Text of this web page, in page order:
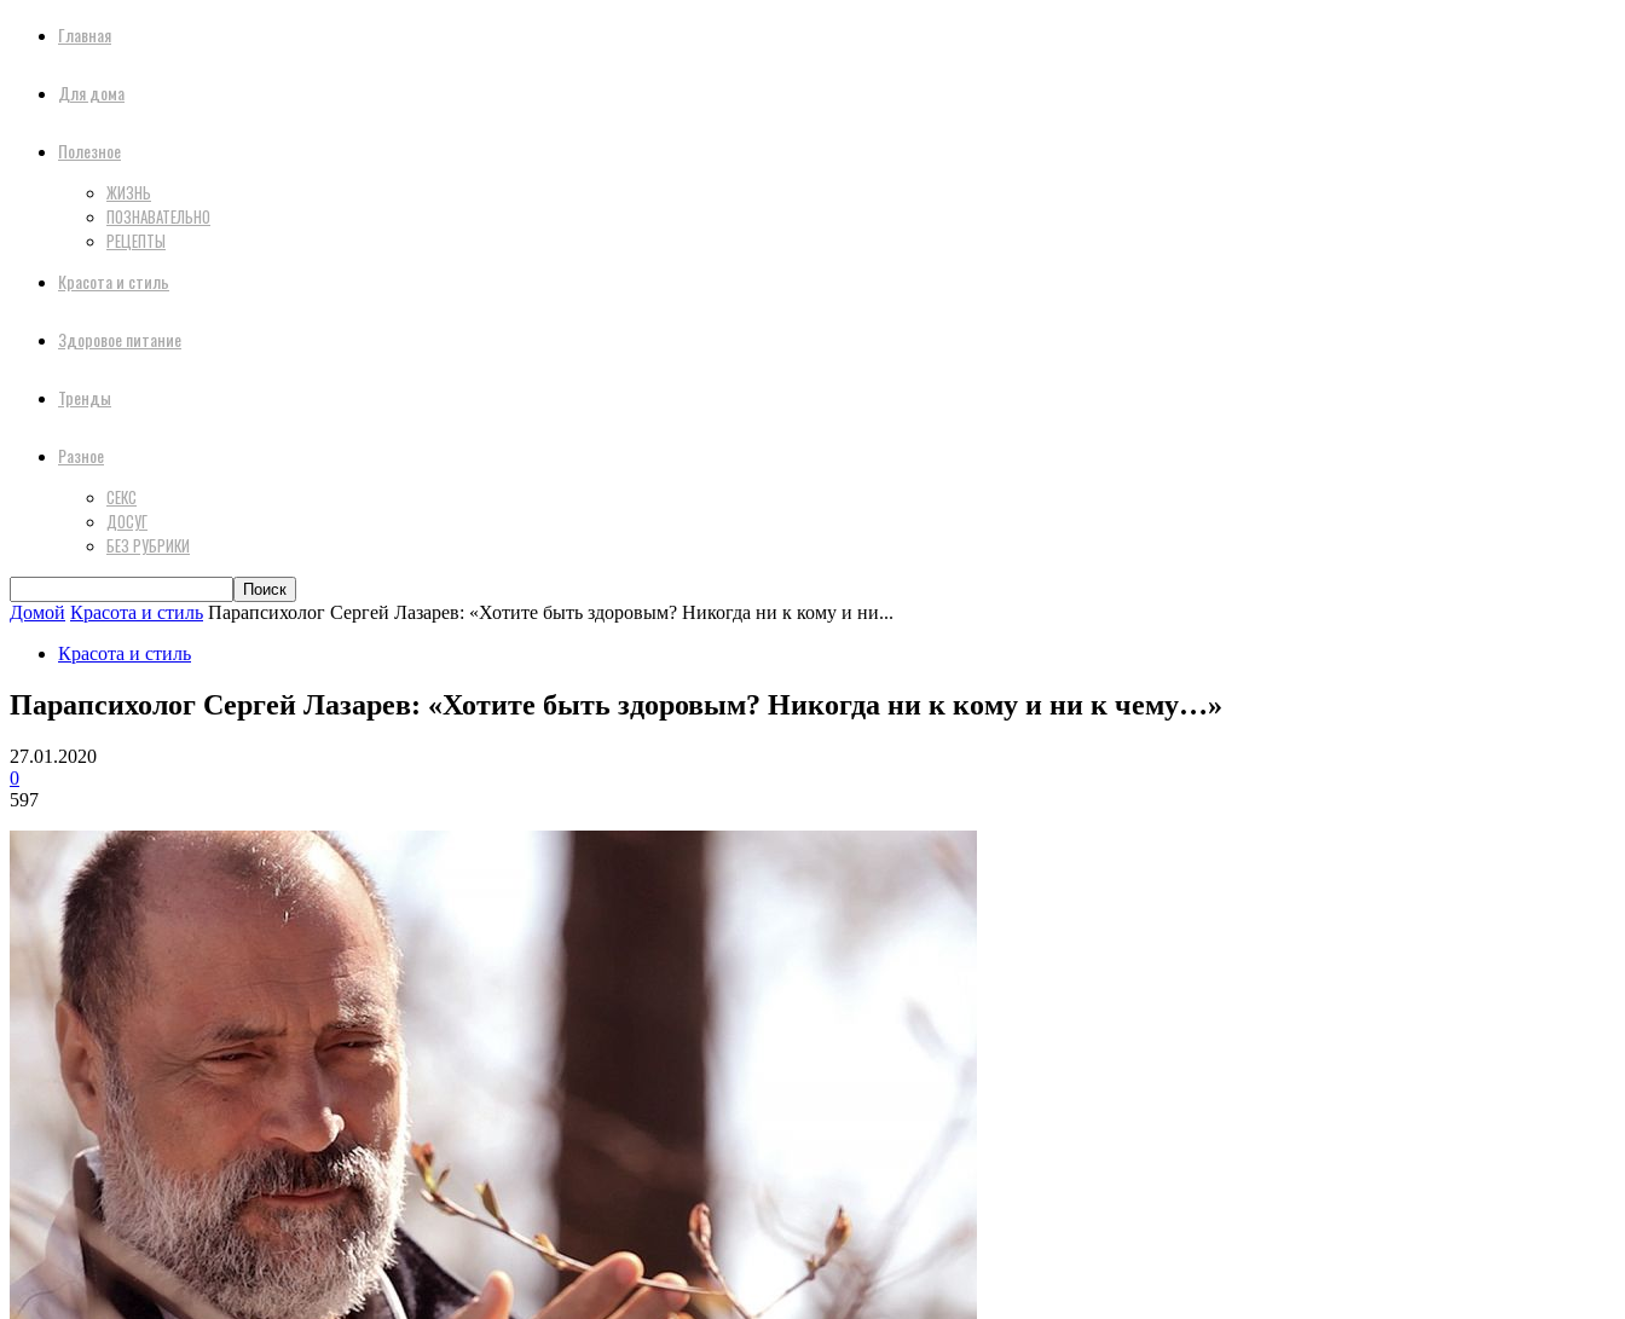
Главная
Для дома
Полезное
ЖИЗНЬ
ПОЗНАВАТЕЛЬНО
РЕЦЕПТЫ
Красота и стиль
Здоровое питание
Тренды
Разное
СЕКС
ДОСУГ
БЕЗ РУБРИКИ
Домой Красота и стиль Парапсихолог Сергей Лазарев: «Хотите быть здоровым? Никогда ни к кому и ни...
Красота и стиль
Парапсихолог Сергей Лазарев: «Хотите быть здоровым? Никогда ни к кому и ни к чему…»
27.01.2020
0
597